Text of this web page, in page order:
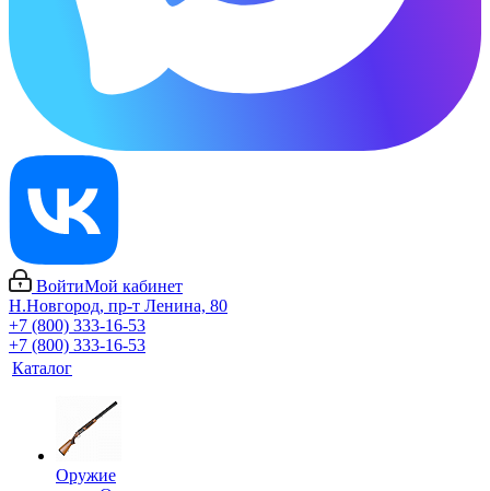
ВойтиМой кабинет
Н.Новгород, пр-т Ленина, 80
+7 (800) 333-16-53
+7 (800) 333-16-53
Каталог
Оружие